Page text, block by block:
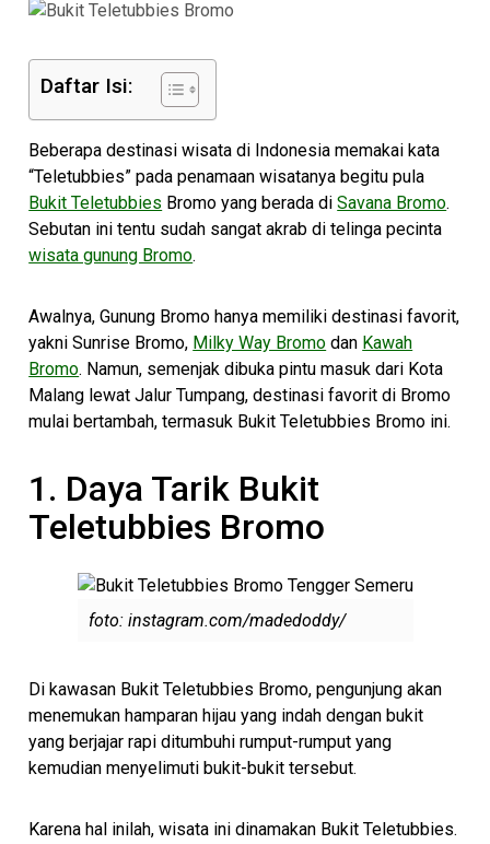
Daftar Isi:
Beberapa destinasi wisata di Indonesia memakai kata
“Teletubbies” pada penamaan wisatanya begitu pula
Bukit Teletubbies Bromo yang berada diSavana Bromo.
Sebutan ini tentu sudah sangat akrab di telinga pecinta
wisata gunung Bromo.
Awalnya, Gunung Bromo hanya memiliki destinasi favorit,
yakni Sunrise Bromo, Milky Way Bromo dan Kawah
Bromo. Namun, semenjak dibuka pintu masuk dari Kota
Malang lewat Jalur Tumpang, destinasi favorit di Bromo
mulai bertambah, termasuk Bukit Teletubbies Bromo ini.
1. Daya Tarik Bukit
Teletubbies Bromo
foto: instagram.com/madedoddy/
Di kawasan Bukit Teletubbies Bromo, pengunjung akan
menemukan hamparan hijau yang indah dengan bukit
yang berjajar rapi ditumbuhi rumput-rumput yang
kemudian menyelimuti bukit-bukit tersebut.
Karena hal inilah, wisata ini dinamakan Bukit Teletubbies.